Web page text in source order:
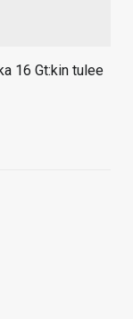
16 Gt:kin tulee